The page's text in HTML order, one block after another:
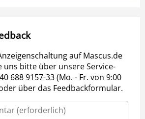
auf Mascus.de
uns bitte über unsere Service-
688 9157-33 (Mo. - Fr. von 9:00
über das Feedbackformular.